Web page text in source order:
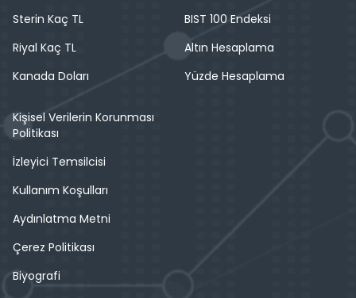
Sterin Kaç TL
Riyal Kaç TL
Kanada Doları
BIST 100 Endeksi
Altın Hesaplama
Yüzde Hesaplama
Kişisel Verilerin Korunması
Politikası
İzleyici Temsilcisi
Kullanım Koşulları
Aydınlatma Metni
Çerez Politikası
Biyografi